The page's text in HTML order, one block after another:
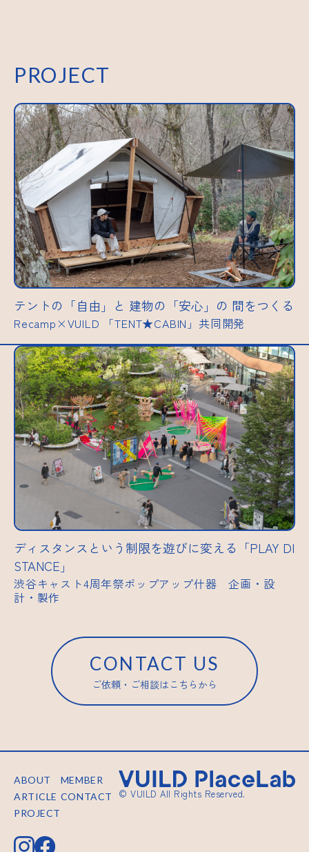
PROJECT
テントの「自由」と 建物の「安心」の 間をつくる
Recamp×VUILD 「TENT★CABIN」共同開発
ディスタンスという制限を遊びに変える「PLAY DI
STANCE」
渋谷キャスト4周年祭ポップアップ什器 企画・設
計・製作
CONTACT US
ご依頼・ご相談はこちらから
ABOUT
ARTICLE
PROJECT
MEMBER
CONTACT
© VUILD All Rights Reserved.